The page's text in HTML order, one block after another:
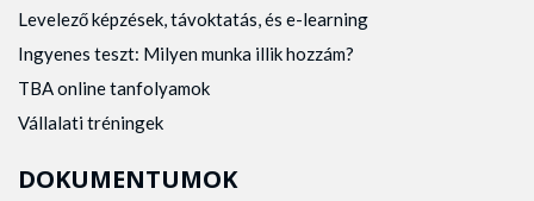
Levelező képzések, távoktatás, és e-learning
Ingyenes teszt: Milyen munka illik hozzám?
TBA online tanfolyamok
Vállalati tréningek
DOKUMENTUMOK